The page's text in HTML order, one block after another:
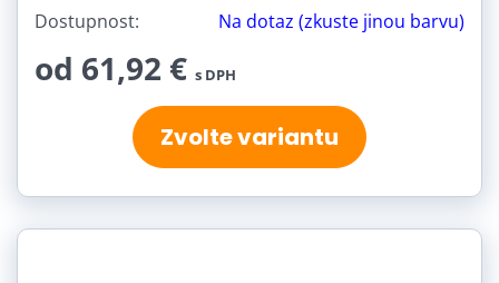
Dostupnost: Na dotaz (zkuste jinou barvu)
od 61,92 € s DPH
Zvolte variantu